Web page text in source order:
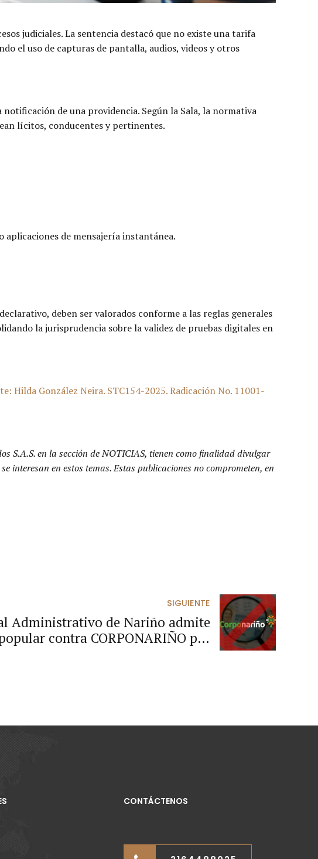
judiciales. La sentencia destacó que no existe una tarifa
el uso de capturas de pantalla, audios, videos y otros
de una providencia. Según la Sala, la normativa
lícitos, conducentes y pertinentes.
de mensajería instantánea.
deben ser valorados conforme a las reglas generales
la jurisprudencia sobre la validez de pruebas digitales en
Hilda González Neira. STC154-2025. Radicación No. 11001-
S.A.S. en la sección de NOTICIAS, tienen como finalidad divulgar
interesan en estos temas. Estas publicaciones no comprometen, en
SIGUIENTE
Administrativo de Nariño admite
contra CORPONARIÑO por
CONTÁCTENOS